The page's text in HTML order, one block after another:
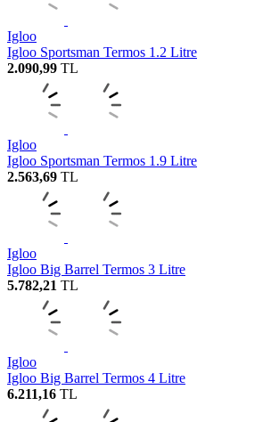
Igloo
Igloo Sportsman Termos 1.2 Litre
2.090,99 TL
Igloo
Igloo Sportsman Termos 1.9 Litre
2.563,69 TL
Igloo
Igloo Big Barrel Termos 3 Litre
5.782,21 TL
Igloo
Igloo Big Barrel Termos 4 Litre
6.211,16 TL